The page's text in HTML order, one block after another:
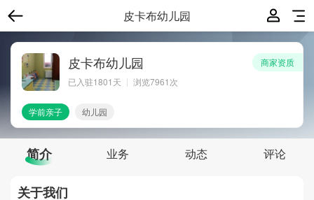
皮卡布幼儿园
商家资质
皮卡布幼儿园
已入驻1801 天 浏览7961次
学前亲子 幼儿园
简介 业务 动态 评论
关于我们